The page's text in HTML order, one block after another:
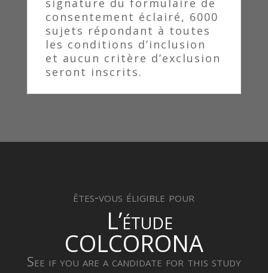
signature du formulaire de
consentement éclairé, 6000
sujets répondant à toutes
les conditions d’inclusion
et aucun critère d’exclusion
seront inscrits.
êtes-vous éligible pour
L’étude
COLCORONA
See if you are a candidate for this study